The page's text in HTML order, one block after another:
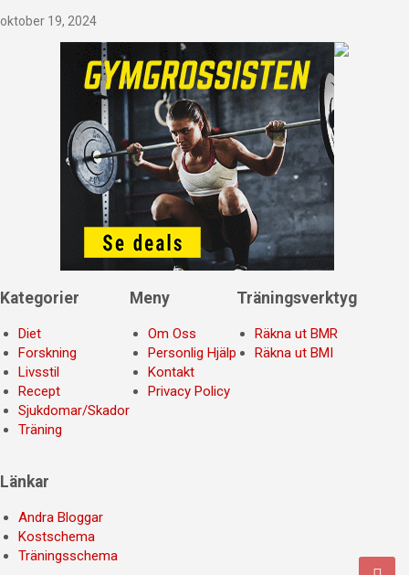
oktober 19, 2024
Kategorier
Diet
Forskning
Livsstil
Recept
Sjukdomar/Skador
Träning
Meny
Om Oss
Personlig Hjälp
Kontakt
Privacy Policy
Träningsverktyg
Räkna ut BMR
Räkna ut BMI
Länkar
Andra Bloggar
Kostschema
Träningsschema